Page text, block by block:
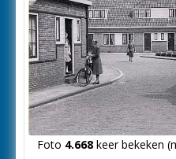
Foto 4.668keer bekeken